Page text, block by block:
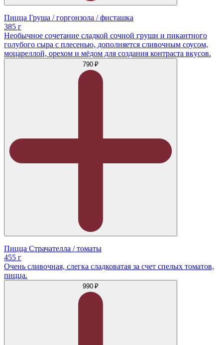
Пицца Груша / горгонзола / фисташка
385 г
Необычное сочетание сладкой сочной груши и пикантного
голубого сыра с плесенью, дополняется сливочным соусом,
моцареллой, орехом и мёдом для создания контраста вкусов.
790 ₽
Пицца Страчателла / томаты
455 г
Очень сливочная, слегка сладковатая за счет спелых томатов,
пицца.
990 ₽